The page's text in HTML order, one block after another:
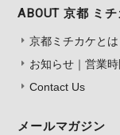
ABOUT 京都 ミ
京都ミチカケとは
お知らせ｜営業時
Contact Us
メールマガジン